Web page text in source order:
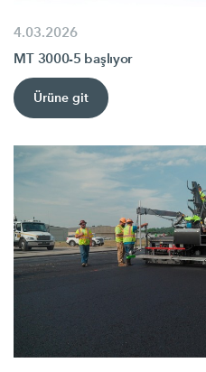
4.03.2026
MT 3000-5 başlıyor
Ürüne git